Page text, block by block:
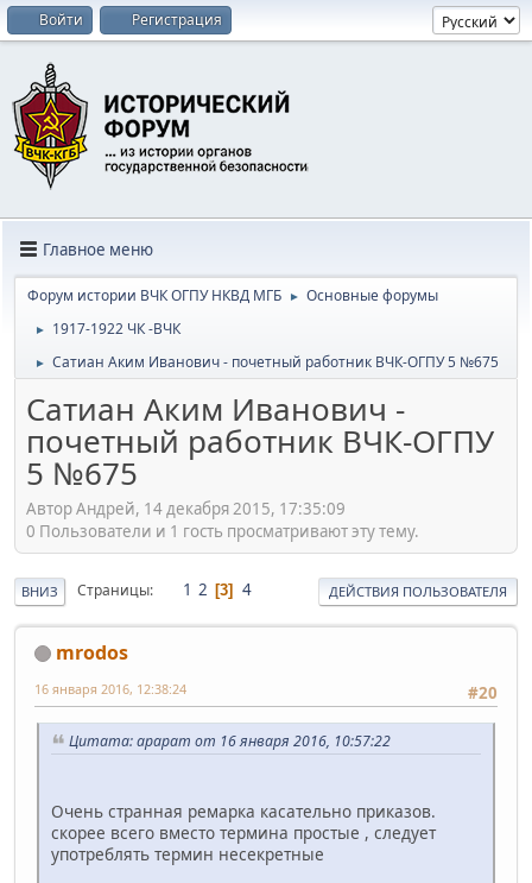
Войти Регистрация
Главное меню
Форум истории ВЧК ОГПУ НКВД МГБ ► Основные форумы
► 1917-1922 ЧК -ВЧК
► Сатиан Аким Иванович - почетный работник ВЧК-ОГПУ 5 №675
Сатиан Аким Иванович -
почетный работник ВЧК-ОГПУ
5 №675
Автор Андрей, 14 декабря 2015, 17:35:09
0 Пользователи и 1 гость просматривают эту тему.
ВНИЗ Страницы 1 2 3 4 ДЕЙСТВИЯ ПОЛЬЗОВАТЕЛЯ
mrodos
#20
16 января 2016, 12:38:24
Цитата: арарат от 16 января 2016, 10:57:22
Очень странная ремарка касательно приказов.
скорее всего вместо термина простые , следует
употреблять термин несекретные